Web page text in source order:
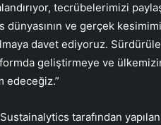
tecrübelerimizi
dünyasının ve gerçek
davet ediyoruz.
geliştirmeye ve
edeceğiz.”
tarafından